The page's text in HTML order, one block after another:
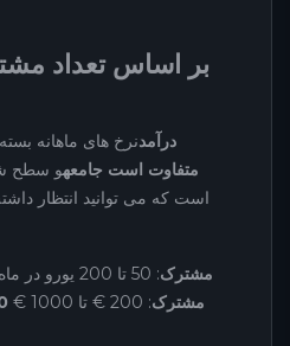
بر اساس تعداد
درآمدنرخ های ماهانه
متفاوت است جامعهو سطح
است که می توانید انتظار
1000 - 10000 مشترک: 50 تا 200 یورو در ماه
10000 - 50000 مشترک
: 200 € تا 1000 €